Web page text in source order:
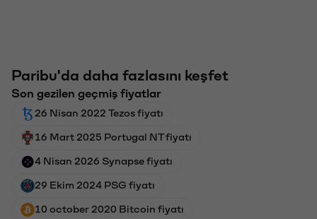
Paribu'da daha fazlasını keşfet
Son gezilen geçmiş fiyatlar
26 Nisan 2022 Tezos fiyatı
16 Mart 2025 Portugal NT fiyatı
4 Nisan 2026 Synapse fiyatı
29 Ekim 2024 PSG fiyatı
10 october 2020 Bitcoin fiyatı